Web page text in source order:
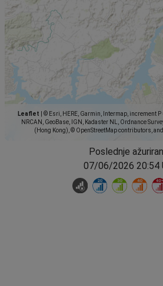
Leaflet
© Esri, HERE, Garmin, Intermap, increment P
NRCAN, GeoBase, IGN, Kadaster NL, Ordnance
(Hong Kong), © OpenStreetMap contributors,
Poslednje
07/06/2026 20:54